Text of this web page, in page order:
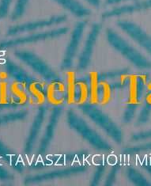
AKCIÓ!!!